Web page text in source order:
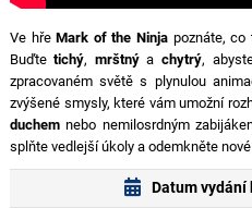
Ve hřeMark of the Ninjapoznáte, co
Buďtetichý, mrštnýachytrý,
zpracovaném světě s plynulou
zvýšené smysly, které vám umožní
duchemnebo nemilosrdným
splňte vedlejší úkoly a odemkněte
Datum vydání